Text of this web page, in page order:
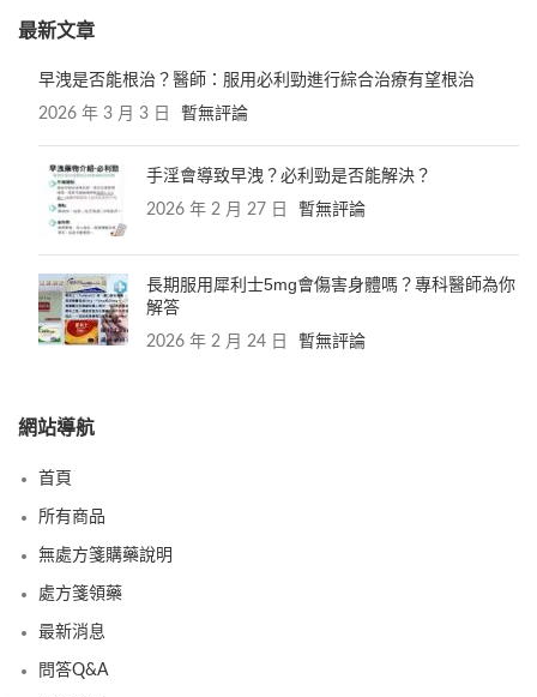
最新文章
早洩是否能根治？醫師：服用必利勁進行綜合治療有望根治
2026 年 3 月 3 日 暫無評論
手淫會導致早洩？必利勁是否能解決？
2026 年 2 月 27 日 暫無評論
長期服用犀利士5mg會傷害身體嗎？專科醫師為你
解答
2026 年 2 月 24 日 暫無評論
網站導航
首頁
所有商品
無處方箋購藥說明
處方箋領藥
最新消息
問答Q&A